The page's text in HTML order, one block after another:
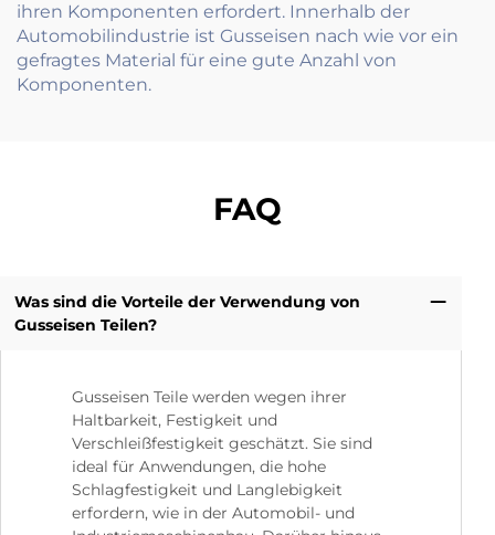
ihren Komponenten erfordert. Innerhalb der
Automobilindustrie ist Gusseisen nach wie vor ein
gefragtes Material für eine gute Anzahl von
Komponenten.
FAQ
Was sind die Vorteile der Verwendung von
Gusseisen Teilen?
Gusseisen Teile werden wegen ihrer
Haltbarkeit, Festigkeit und
Verschleißfestigkeit geschätzt. Sie sind
ideal für Anwendungen, die hohe
Schlagfestigkeit und Langlebigkeit
erfordern, wie in der Automobil- und